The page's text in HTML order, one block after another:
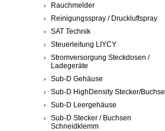
Rauchmelder
Reinigungsspray / Druckluftspray
SAT Technik
Steuerleitung LIYCY
Stromversorgung Steckdosen /
Ladegeräte
Sub-D Gehäuse
Sub-D HighDensity Stecker/Buchse
Sub-D Leergehäuse
Sub-D Stecker / Buchsen
Schneidklemm